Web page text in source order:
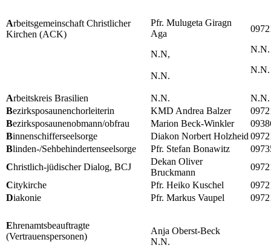
Arbeitsgemeinschaft Christlicher
Kirchen (ACK)
Pfr. Mulugeta Giragn
Aga
N.N,
N.N.
N.N.
N.N.
Arbeitskreis Brasilien N.N.
N.N.
Bezirksposaunenchorleiterin KMD Andrea Balzer
Bezirksposaunenobmann/obfrau Marion Beck-Winkler
Binnenschifferseelsorge Diakon Norbert Holzheid
Blinden-/Sehbehindertenseelsorge Pfr. Stefan Bonawitz
Christlich-jüdischer Dialog, BCJ
Dekan Oliver
Bruckmann
Citykirche Pfr. Heiko Kuschel
Diakonie Pfr. Markus Vaupel
Ehrenamtsbeauftragte
(Vertrauenspersonen)
Anja Oberst-Beck
N.N.